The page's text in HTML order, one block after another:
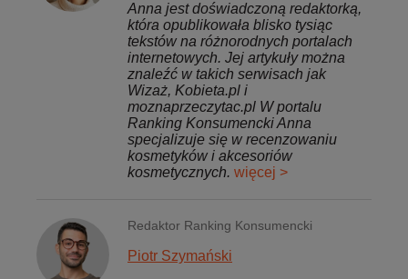
Anna jest doświadczoną redaktorką,
która opublikowała blisko tysiąc
tekstów na różnorodnych portalach
internetowych. Jej artykuły można
znaleźć w takich serwisach jak
Wizaż, Kobieta.pl i
moznaprzeczytac.pl W portalu
Ranking Konsumencki Anna
specjalizuje się w recenzowaniu
kosmetyków i akcesoriów
kosmetycznych. więcej >
Redaktor Ranking Konsumencki
Piotr Szymański